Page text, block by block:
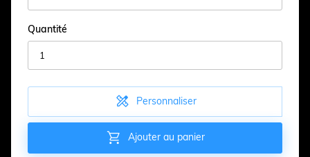
Quantité
 Personnaliser
 Ajouter au panier